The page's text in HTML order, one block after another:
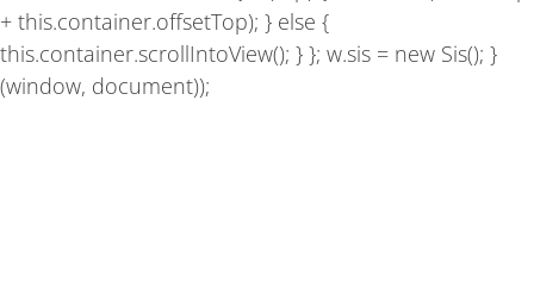
+ this.container.offsetTop); } else {
this.container.scrollIntoView(); } }; w.sis = new Sis(); }
(window, document));